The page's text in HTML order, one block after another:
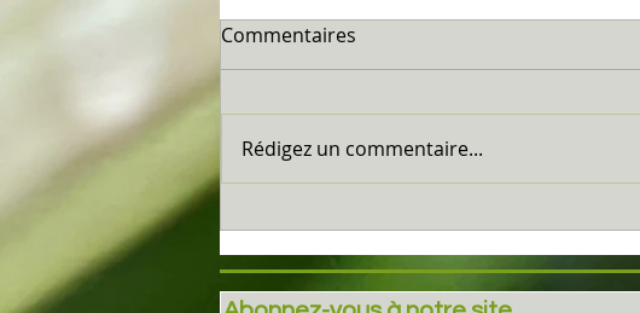
d'été...
Commentaires
Rédigez un commentaire...